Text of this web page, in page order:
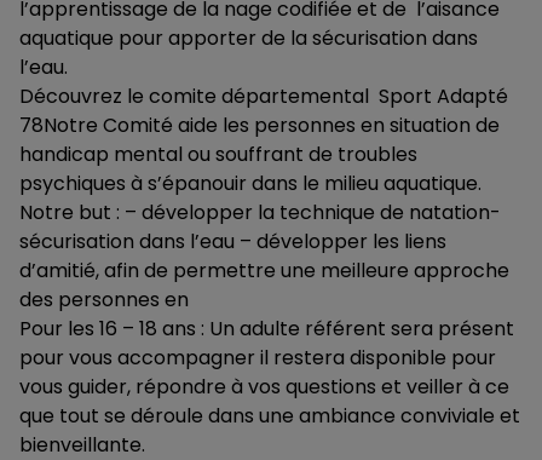
l’apprentissage de la nage codifiée et de l’aisance
aquatique pour apporter de la sécurisation dans
l’eau.
Découvrez le comite départemental Sport Adapté
78Notre Comité aide les personnes en situation de
handicap mental ou souffrant de troubles
psychiques à s’épanouir dans le milieu aquatique.
Notre but : – développer la technique de natation-
sécurisation dans l’eau – développer les liens
d’amitié, afin de permettre une meilleure approche
des personnes en
Pour les 16 – 18 ans : Un adulte référent sera présent
pour vous accompagner il restera disponible pour
vous guider, répondre à vos questions et veiller à ce
que tout se déroule dans une ambiance conviviale et
bienveillante.